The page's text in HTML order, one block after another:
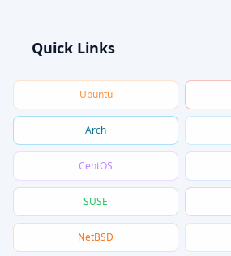
Quick Links
Ubuntu
Arch
CentOS
SUSE
NetBSD